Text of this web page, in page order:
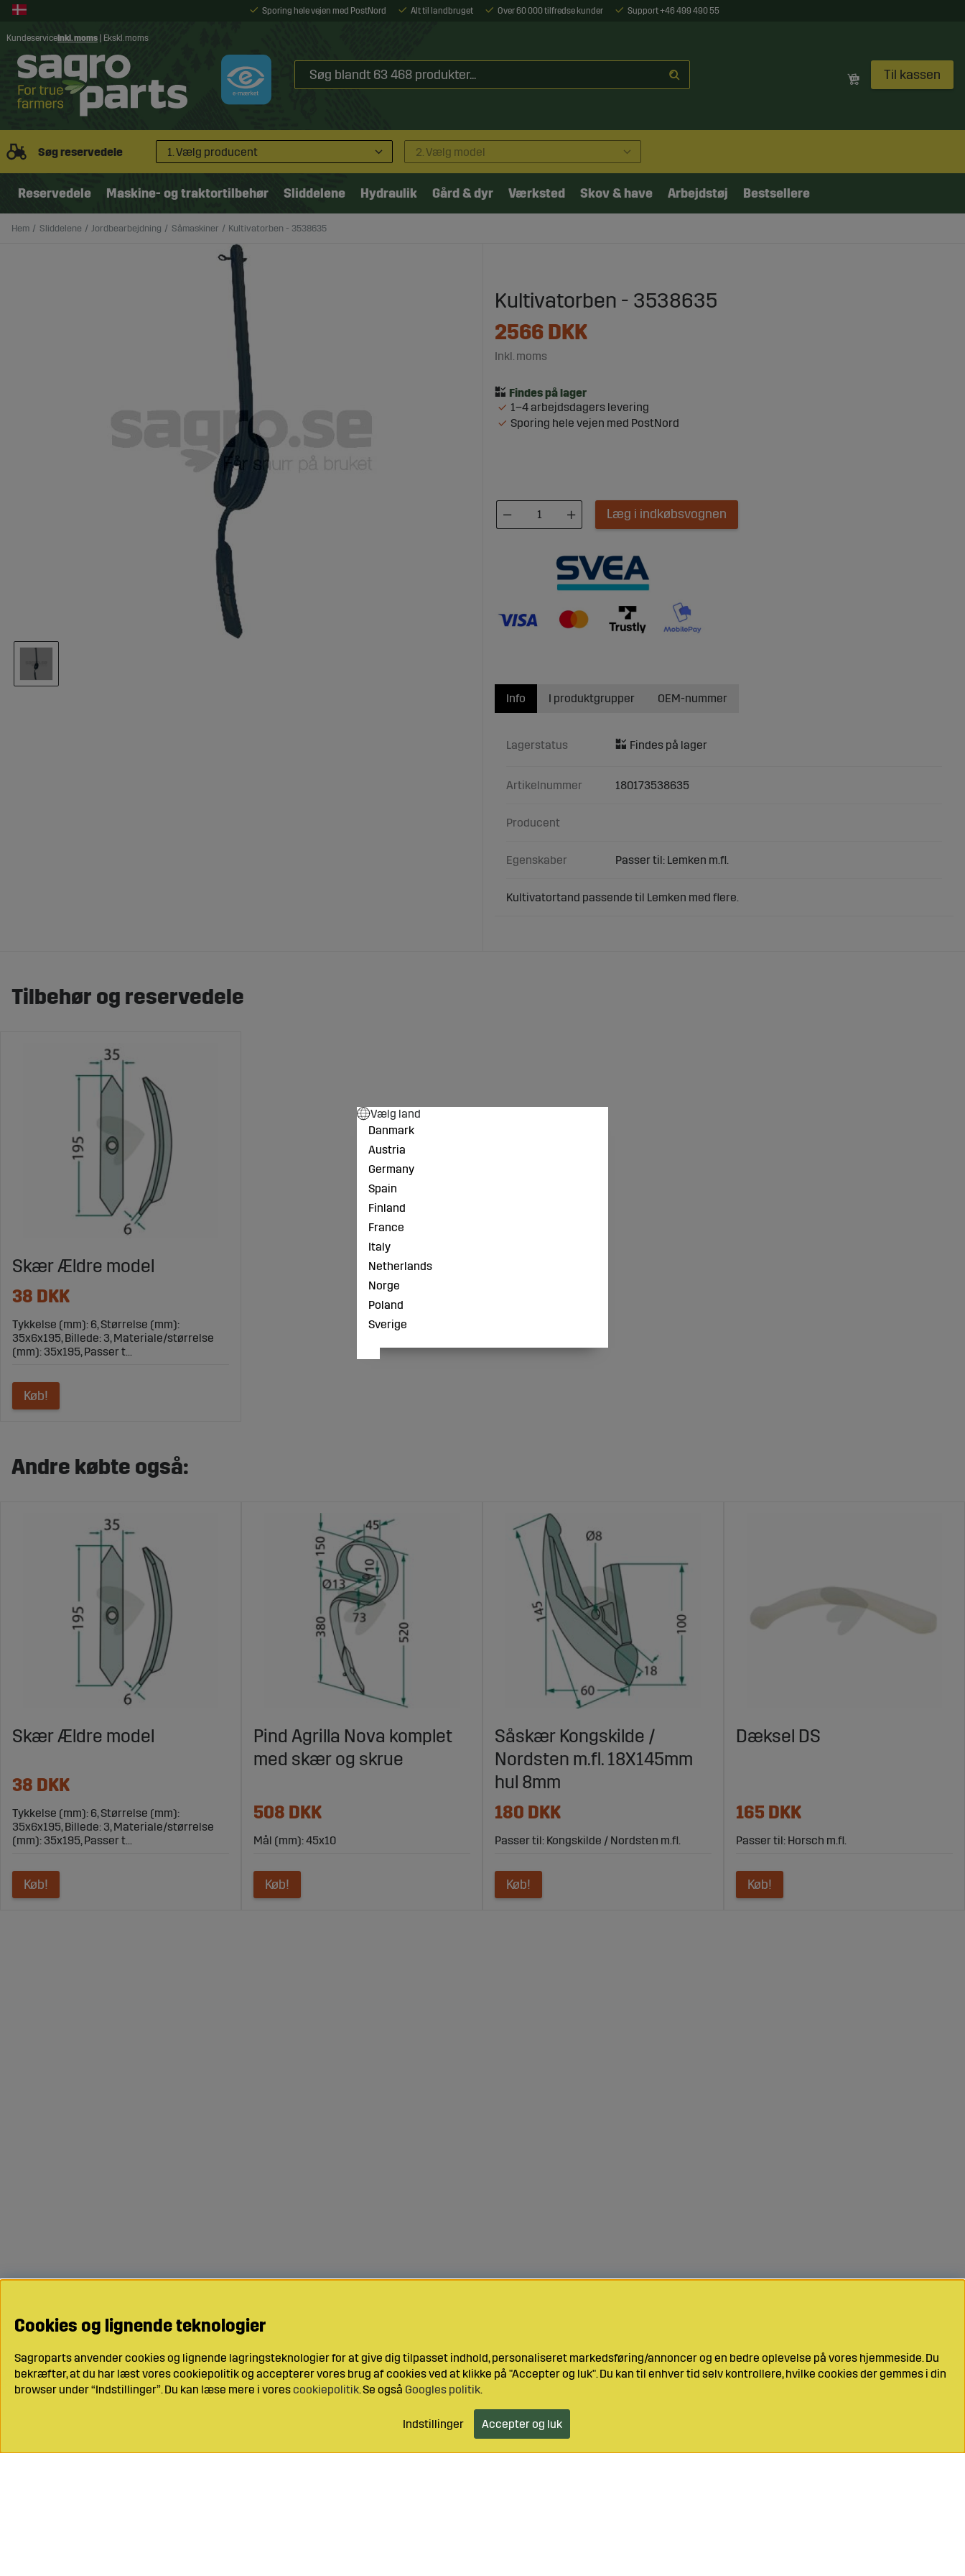
Sporing hele vejen med PostNord Alt til landbruget Over 60 000 tilfredse kunder Support +46 499 490 55
Kundeservice Inkl. moms Ekskl. moms
Til kassen
Søg reservedele 1. Vælg producent 2. Vælg model
Reservedele Maskine- og traktortilbehør Sliddelene Hydraulik Gård & dyr Værksted Skov & have Arbejdstøj Bestsellere
Hem Sliddelene Jordbearbejdning Såmaskiner Kultivatorben - 3538635
Kultivatorben - 3538635
2566 DKK
Inkl. moms
1–4 arbejdsdagers levering
Sporing hele vejen med PostNord
Læg i indkøbsvognen
Info
Lagerstatus
Artikelnummer 180173538635
Producent
Egenskaber Passer til: Lemken m.fl.
Kultivatortand passende til Lemken med flere.
I produktgrupper OEM-nummer
Tilbehør og reservedele
Skær Ældre model
38 DKK
Tykkelse (mm): 6, Størrelse (mm):
35x6x195, Billede: 3, Materiale/størrelse
(mm): 35x195, Passer t...
Køb!
Andre købte også:
Skær Ældre model
38 DKK
Tykkelse (mm): 6, Størrelse (mm):
35x6x195, Billede: 3, Materiale/størrelse
(mm): 35x195, Passer t...
Køb!
Pind Agrilla Nova komplet
med skær og skrue
508 DKK
Mål (mm): 45x10
Køb!
Såskær Kongskilde /
Nordsten m.fl. 18X145mm
hul 8mm
180 DKK
Passer til: Kongskilde / Nordsten m.fl.
Køb!
Dæksel DS
165 DKK
Passer til: Horsch m.fl.
Køb!
Cookies og lignende teknologier
Sagroparts anvender cookies og lignende lagringsteknologier for at give dig tilpasset indhold, personaliseret markedsføring/annoncer og en bedre oplevelse på vores hjemmeside. Du
bekræfter, at du har læst vores cookiepolitik og accepterer vores brug af cookies ved at klikke på "Accepter og luk". Du kan til enhver tid selv kontrollere, hvilke cookies der gemmes i din
browser under “Indstillinger”. Du kan læse mere i vorescookiepolitik. Se også Googles politik.
Indstillinger Accepter og luk
Vælg land
Danmark
Austria
Germany
Spain
Finland
France
Italy
Netherlands
Norge
Poland
Sverige